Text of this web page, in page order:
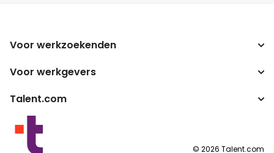
Voor werkzoekenden
Jobs zoeken
Salarisomzetter
Voor werkgevers
Onderneming
Publisher programma's
Talent.com
Meer landen
Servicevoorwaarden
© 2026 Talent.com